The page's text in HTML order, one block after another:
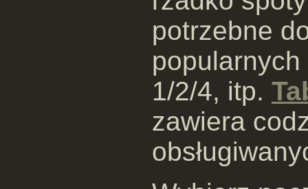
potrzebne
1/2/4, itp.
zawiera